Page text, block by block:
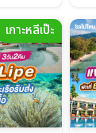
เกาะหลีเป๊ะ